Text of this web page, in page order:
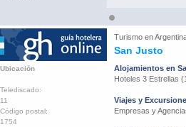
Turismo en
San Justo
Ubicación
Telediscado:
11
Código postal:
1754
Alojamientos en
Hoteles 3 Estrellas
Viajes y
Empresas y